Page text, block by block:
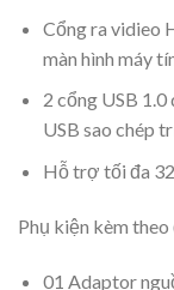
Cổng ra vidieo
màn hình máy
2 cổng USB
USB sao chép
Hỗ trợ tối đa
Phụ kiện kèm theo
01 Adaptor